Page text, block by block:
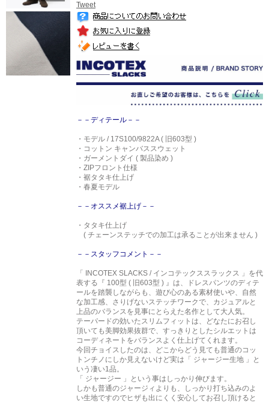
Tweet
－－ディテール－－
・モデル / 17S100/9822A ( 旧603型 )
・コットン キャンバススウェット
・ガーメントダイ ( 製品染め )
・ZIPフロント仕様
・裾タタキ仕上げ
・春夏モデル
－－オススメ裾上げ－－
・タタキ仕上げ
( チェーンステッチでの加工は承ることが出来ません )
－－スタッフコメント－－
「 INCOTEX SLACKS / インコテックススラックス 」を代
表する『 100型 ( 旧603型 ) 』は、ドレスパンツのディテ
ールを踏襲しながらも、遊び心のある素材使いや、自然
な加工感、さりげないステッチワークで、カジュアルと
上品のバランスを見事にとらえた名作として大人気。
テーパードの効いたスリムフィットは、どなたにお召し
頂いても美脚効果抜群で、すっきりとしたシルエットは
コーディネートをバランスよく仕上げてくれます。
今回チョイスしたのは、どこからどう見ても普通のコッ
トンチノにしか見えないけど実は「 ジャージー生地 」と
いう凄い1品。
「 ジャージー 」という事はしっかり伸びます。
しかも普通のジャージィよりも、しっかり打ち込みのよ
い生地ですのでヒザも出にくく安心してお召し頂けると